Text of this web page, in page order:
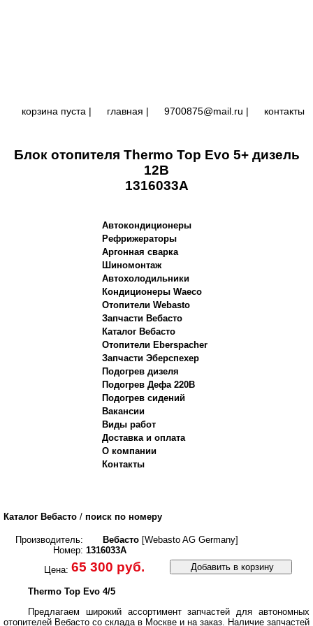
корзина пуста | главная | 9700875@mail.ru | контакты
Блок отопителя Thermo Top Evo 5+ дизель
12В
1316033A
Автокондиционеры
Рефрижераторы
Аргонная сварка
Шиномонтаж
Автохолодильники
Кондиционеры Waeco
Отопители Webasto
Запчасти Вебасто
Каталог Вебасто
Отопители Eberspacher
Запчасти Эберспехер
Подогрев дизеля
Подогрев Дефа 220В
Подогрев сидений
Вакансии
Виды работ
Доставка и оплата
О компании
Контакты
Каталог Вебасто / поиск по номеру
Производитель:
Номер:
Вебасто [Webasto AG Germany]
1316033A
Цена: 65 300 руб. Добавить в корзину
Thermo Top Evo 4/5
Предлагаем широкий ассортимент запчастей для автономных
отопителей Вебасто со склада в Москве и на заказ. Наличие запчастей